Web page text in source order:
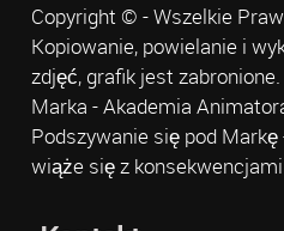
Copyright © - Wszelkie
Kopiowanie, powielanie i
zdjęć, grafik jest zabronione.
Marka - Akademia
Podszywanie się pod
wiąże się z